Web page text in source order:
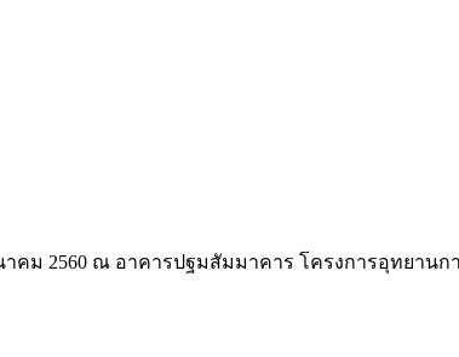
คม 2560 ณ อาคารปฐมสัมมาคาร โครงการอุทยาน